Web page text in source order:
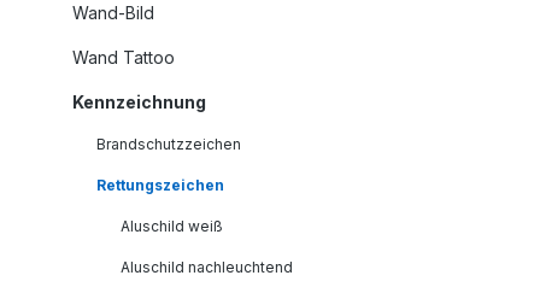
Wand-Bild
Wand Tattoo
Kennzeichnung
Brandschutzzeichen
Rettungszeichen
Aluschild weiß
Aluschild nachleuchtend